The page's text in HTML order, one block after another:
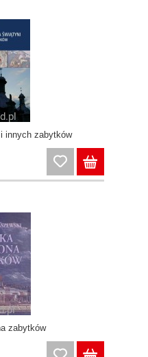
innych zabytków
zabytków